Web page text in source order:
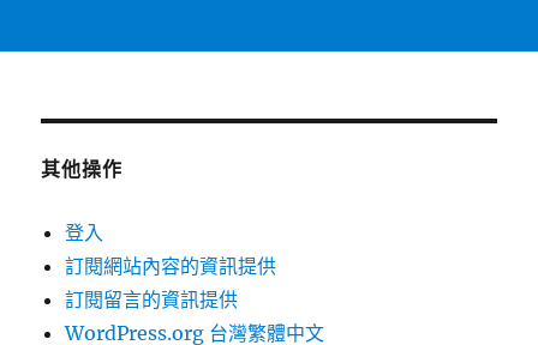
其他操作
登入
訂閱網站內容的資訊提供
訂閱留言的資訊提供
WordPress.org 台灣繁體中文